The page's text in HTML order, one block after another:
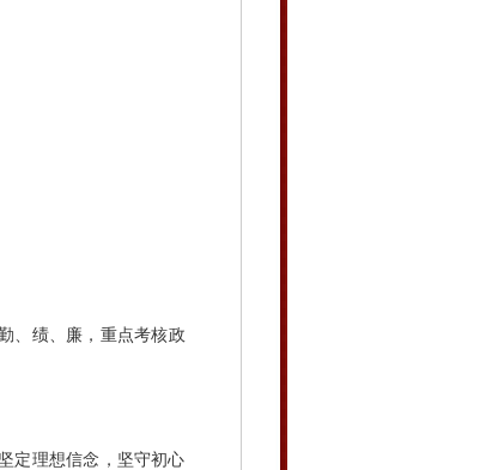
、绩、廉，重点考核政
定理想信念，坚守初心